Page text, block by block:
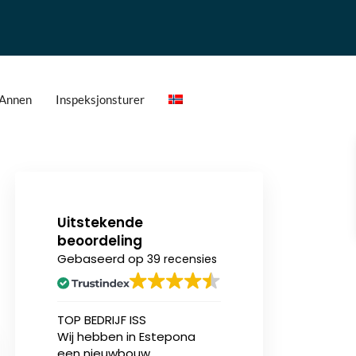
Inspeksjonsturer
Uitstekende
beoordeling
Gebaseerd op 39 recensies
TOP BEDRIJF ISS
Wij hebben in Estepona